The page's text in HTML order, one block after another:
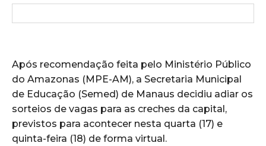
Após recomendação feita pelo Ministério Público
do Amazonas (MPE-AM), a Secretaria Municipal
de Educação (Semed) de Manaus decidiu adiar os
sorteios de vagas para as creches da capital,
previstos para acontecer nesta quarta (17) e
quinta-feira (18) de forma virtual.